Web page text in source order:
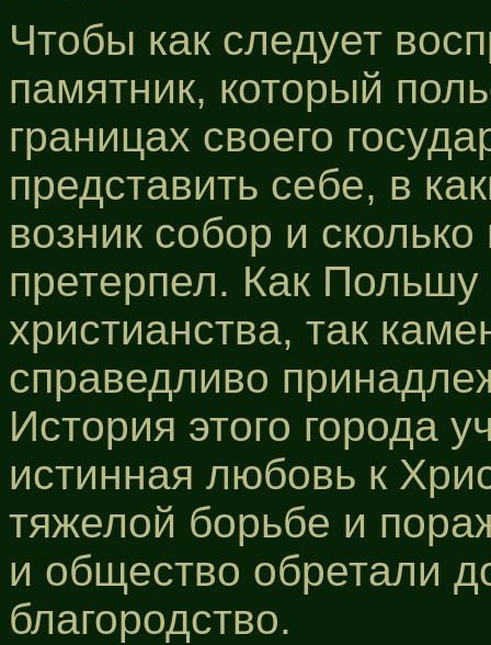
Чтобы как следует
памятник, который
границах своего
представить себе, в
возник собор и
претерпел. Как
христианства, так
справедливо
История этого города
истинная любовь к
тяжелой борьбе и
и общество обретали
благородство.